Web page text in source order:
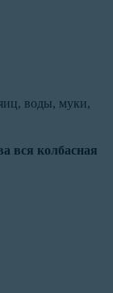
воды, муки,
вся колбасная